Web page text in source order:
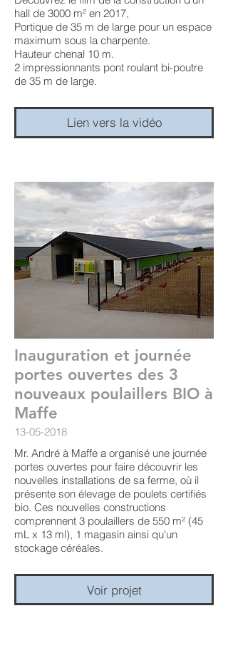
hall de 3000 m² en 2017,
Portique de 35 m de large pour un espace
maximum sous la charpente.
Hauteur chenal 10 m.
2 impressionnants pont roulant bi-poutre
de 35 m de large.
Lien vers la vidéo
Inauguration et journée
portes ouvertes des 3
nouveaux poulaillers BIO à
Maffe
13-05-2018
Mr. André à Maffe a organisé une journée
portes ouvertes pour faire découvrir les
nouvelles installations de sa ferme, où il
présente son élevage de poulets certifiés
bio. Ces nouvelles constructions
comprennent 3 poulaillers de 550 m² (45
mL x 13 ml), 1 magasin ainsi qu'un
stockage céréales.
Voir projet